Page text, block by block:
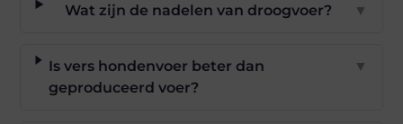
Wat zijn de nadelen van droogvoer? ▼
Is vers hondenvoer beter dan
geproduceerd voer?
▼